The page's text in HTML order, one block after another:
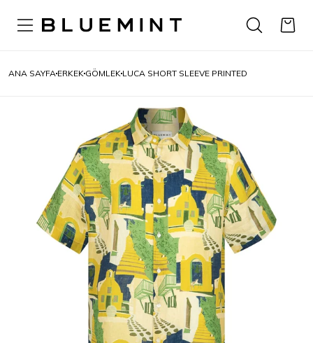
ANA SAYFA ERKEK GÖMLEK LUCA SHORT SLEEVE PRINTED